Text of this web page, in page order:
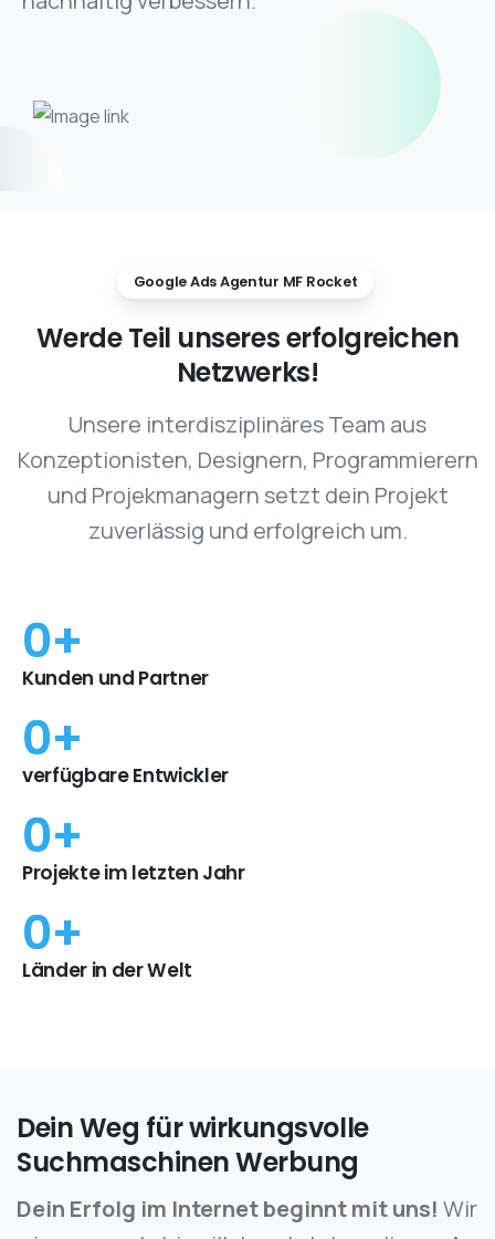
Google Ads Agentur MF Rocket
Werde Teil unsereserfolgreichen
Netzwerks!
Unsere interdisziplinäres Team aus
Konzeptionisten, Designern, Programmierern
und Projekmanagern setzt dein Projekt
zuverlässig und erfolgreich um.
0+
Kunden und Partner
0+
verfügbare Entwickler
0+
Projekte im letzten Jahr
0+
Länder in der Welt
DeinWeg fürwirkungsvolle
SuchmaschinenWerbung
Dein Erfolg im Internet beginnt mit uns! Wir